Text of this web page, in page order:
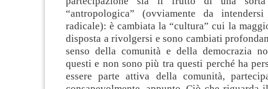
“antropologica” (ovviamente da
radicale): è cambiata la “cultura” cui la
disposta a rivolgersi e sono cambiati
senso della comunità e della democrazia
questi e non sono più tra questi perché ha
essere parte attiva della comunità,